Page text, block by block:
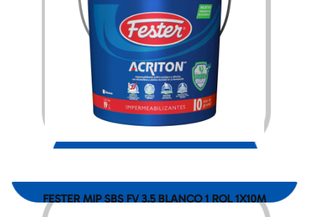
$4,252.00
FESTER MIP SBS FV 3.5 BLANCO 1 ROL 1X10M